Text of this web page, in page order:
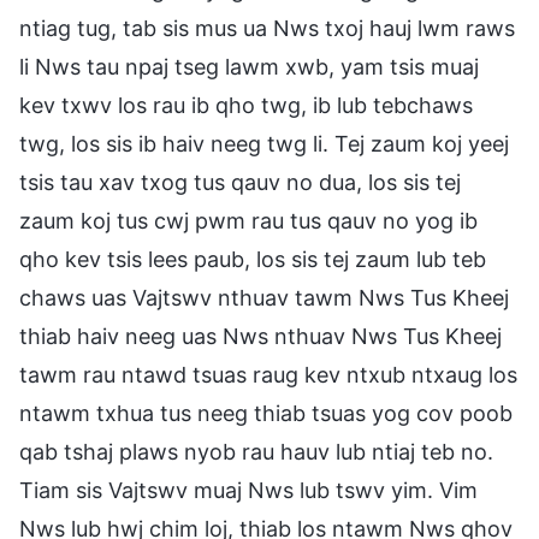
ntiag tug, tab sis mus ua Nws txoj hauj lwm raws
li Nws tau npaj tseg lawm xwb, yam tsis muaj
kev txwv los rau ib qho twg, ib lub tebchaws
twg, los sis ib haiv neeg twg li. Tej zaum koj yeej
tsis tau xav txog tus qauv no dua, los sis tej
zaum koj tus cwj pwm rau tus qauv no yog ib
qho kev tsis lees paub, los sis tej zaum lub teb
chaws uas Vajtswv nthuav tawm Nws Tus Kheej
thiab haiv neeg uas Nws nthuav Nws Tus Kheej
tawm rau ntawd tsuas raug kev ntxub ntxaug los
ntawm txhua tus neeg thiab tsuas yog cov poob
qab tshaj plaws nyob rau hauv lub ntiaj teb no.
Tiam sis Vajtswv muaj Nws lub tswv yim. Vim
Nws lub hwj chim loj, thiab los ntawm Nws qhov